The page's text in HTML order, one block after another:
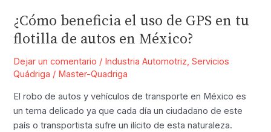
los
Autos:
5
Ejemplos
de
Fabulosas
Colaboraciones
¿Cómo beneficia el uso de GPS en tu
flotilla de autos en México?
Dejar un comentario / Industria Automotriz,Servicios
Quádriga / Master-Quadriga
El robo de autos y vehículos de transporte en México es
un tema delicado ya que cada día un ciudadano de este
país o transportista sufre un ilícito de esta naturaleza.